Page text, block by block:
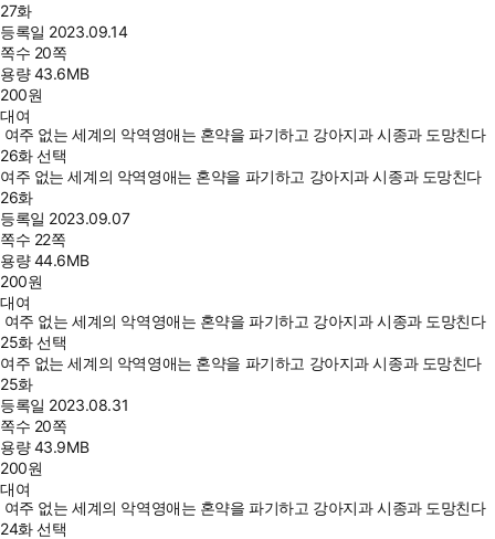
27화
등록일 2023.09.14
쪽수 20쪽
용량43.6MB
200원
대여
여주 없는 세계의 악역영애는 혼약을 파기하고 강아지과 시종과 도망친다
26화 선택
여주 없는 세계의 악역영애는 혼약을 파기하고 강아지과 시종과 도망친다
26화
등록일 2023.09.07
쪽수 22쪽
용량44.6MB
200원
대여
여주 없는 세계의 악역영애는 혼약을 파기하고 강아지과 시종과 도망친다
25화 선택
여주 없는 세계의 악역영애는 혼약을 파기하고 강아지과 시종과 도망친다
25화
등록일 2023.08.31
쪽수 20쪽
용량43.9MB
200원
대여
여주 없는 세계의 악역영애는 혼약을 파기하고 강아지과 시종과 도망친다
24화 선택